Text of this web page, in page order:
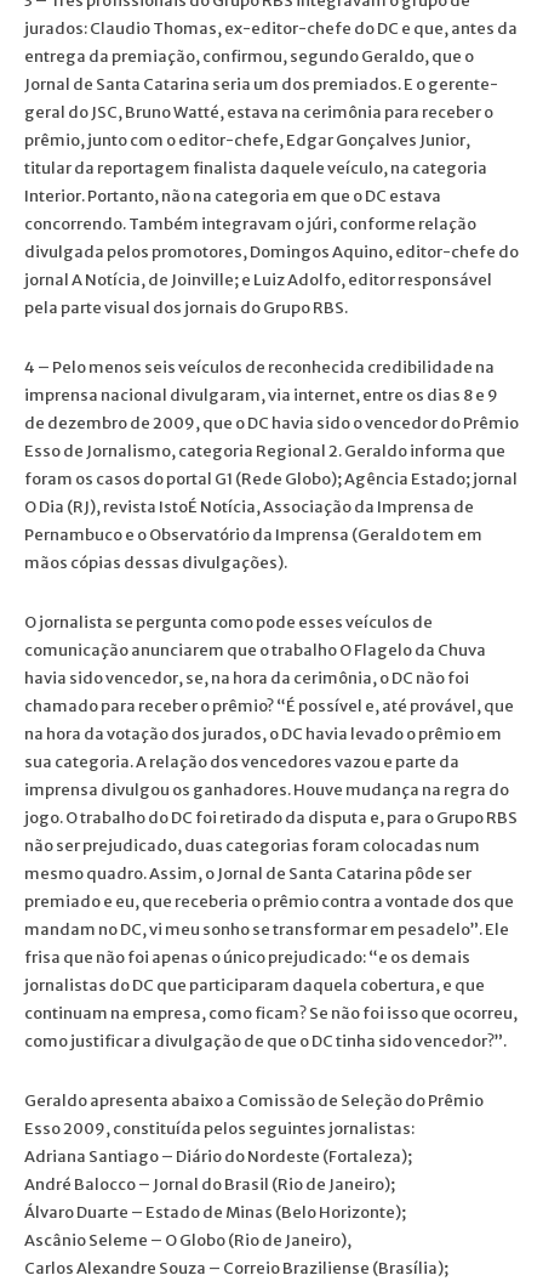
jurados: Claudio Thomas, ex-editor-chefe do DC e que, antes da
entrega da premiação, confirmou, segundo Geraldo, que o
Jornal de Santa Catarina seria um dos premiados. E o gerente-
geral do JSC, Bruno Watté, estava na cerimônia para receber o
prêmio, junto com o editor-chefe, Edgar Gonçalves Junior,
titular da reportagem finalista daquele veículo, na categoria
Interior. Portanto, não na categoria em que o DC estava
concorrendo. Também integravam o júri, conforme relação
divulgada pelos promotores, Domingos Aquino, editor-chefe do
jornal A Notícia, de Joinville; e Luiz Adolfo, editor responsável
pela parte visual dos jornais do Grupo RBS.
4 – Pelo menos seis veículos de reconhecida credibilidade na
imprensa nacional divulgaram, via internet, entre os dias 8 e 9
de dezembro de 2009, que o DC havia sido o vencedor do Prêmio
Esso de Jornalismo, categoria Regional 2. Geraldo informa que
foram os casos do portal G1 (Rede Globo); Agência Estado; jornal
O Dia (RJ), revista IstoÉ Notícia, Associação da Imprensa de
Pernambuco e o Observatório da Imprensa (Geraldo tem em
mãos cópias dessas divulgações).
O jornalista se pergunta como pode esses veículos de
comunicação anunciarem que o trabalho O Flagelo da Chuva
havia sido vencedor, se, na hora da cerimônia, o DC não foi
chamado para receber o prêmio? “É possível e, até provável, que
na hora da votação dos jurados, o DC havia levado o prêmio em
sua categoria. A relação dos vencedores vazou e parte da
imprensa divulgou os ganhadores. Houve mudança na regra do
jogo. O trabalho do DC foi retirado da disputa e, para o Grupo RBS
não ser prejudicado, duas categorias foram colocadas num
mesmo quadro. Assim, o Jornal de Santa Catarina pôde ser
premiado e eu, que receberia o prêmio contra a vontade dos que
mandam no DC, vi meu sonho se transformar em pesadelo”. Ele
frisa que não foi apenas o único prejudicado: “e os demais
jornalistas do DC que participaram daquela cobertura, e que
continuam na empresa, como ficam? Se não foi isso que ocorreu,
como justificar a divulgação de que o DC tinha sido vencedor?”.
Geraldo apresenta abaixo a Comissão de Seleção do Prêmio
Esso 2009, constituída pelos seguintes jornalistas:
Adriana Santiago – Diário do Nordeste (Fortaleza);
André Balocco – Jornal do Brasil (Rio de Janeiro);
Álvaro Duarte – Estado de Minas (Belo Horizonte);
Ascânio Seleme – O Globo (Rio de Janeiro),
Carlos Alexandre Souza – Correio Braziliense (Brasília);